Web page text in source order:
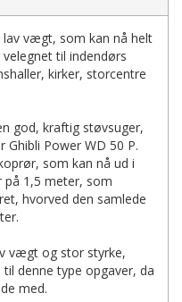
lav vægt, som kan nå helt
til indendørs
kirker, storcentre
god, kraftig støvsuger,
Ghibli Power WD 50 P.
som kan nå ud i
1,5 meter, som
hvorved den samlede
vægt og stor styrke,
denne type opgaver, da
med.